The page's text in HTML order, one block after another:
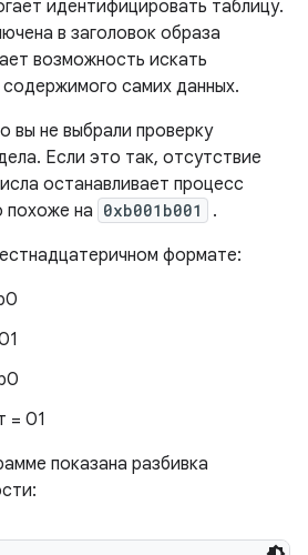
идентифицировать таблицу.
в заголовок образа
возможность искать
самих данных.
вы не выбрали проверку
Если это так, отсутствие
останавливает процесс
похоже на 0xb001b001
.
формате:
= 01
показана разбивка